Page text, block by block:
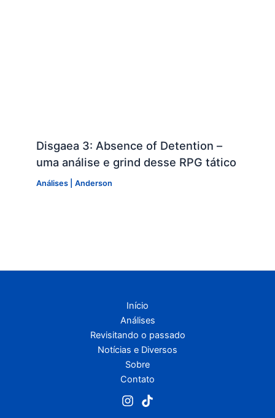
Disgaea 3: Absence of Detention –
uma análise e grind desse RPG tático
Análises| Anderson
Início
Análises
Revisitando o passado
Notícias e Diversos
Sobre
Contato